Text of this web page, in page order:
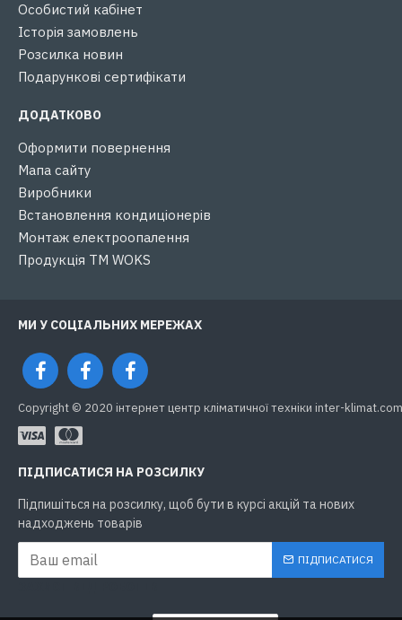
Особистий кабінет
Історія замовлень
Розсилка новин
Подарункові сертифікати
ДОДАТКОВО
Оформити повернення
Мапа сайту
Виробники
Встановлення кондиціонерів
Монтаж електроопалення
Продукція ТМ WOKS
МИ У СОЦІАЛЬНИХ МЕРЕЖАХ
Copyright © 2020 інтернет центр кліматичної техніки inter-
ПІДПИСАТИСЯ НА РОЗСИЛКУ
Підпишіться на розсилку, щоб бути в курсі акцій та нових
надходжень товарів
ПІДПИСАТИСЯ